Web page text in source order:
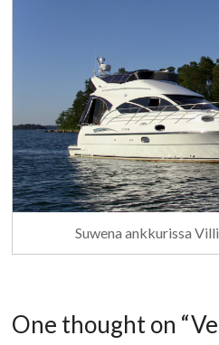
Suwena ankkurissa
One thought on “